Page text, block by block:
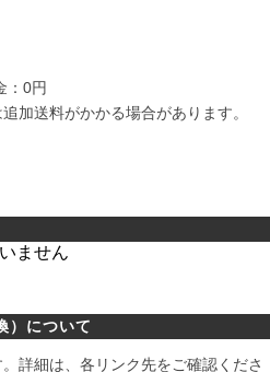
0円
加送料がかかる場合があります。
ません
）について
詳細は、各リンク先をご確認くださ